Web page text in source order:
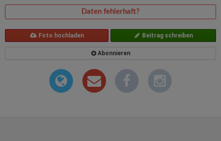
Daten fehlerhaft?
Foto hochladen Beitrag schreiben
Abonnieren
n